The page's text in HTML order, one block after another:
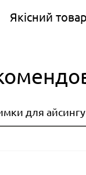
Якісний товар
для айсингу